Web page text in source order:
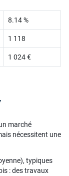
8.14 %
1 118
1 024 €
marché
nécessitent une
typiques
: des travaux